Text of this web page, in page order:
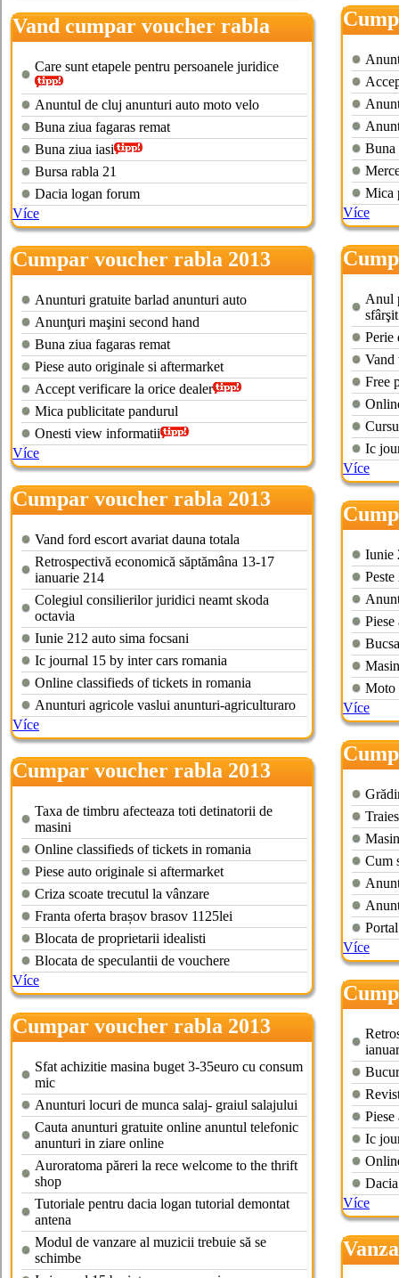
Vand cumpar voucher rabla
2013
Care sunt etapele pentru persoanele juridice
Anuntul de cluj anunturi auto moto velo
Buna ziua fagaras remat
Buna ziua iasi
Bursa rabla 21
Dacia logan forum
Více
Cumpar voucher rabla 2013
expirate
Anunturi gratuite barlad anunturi auto
Anunţuri maşini second hand
Buna ziua fagaras remat
Piese auto originale si aftermarket
Accept verificare la orice dealer
Mica publicitate pandurul
Onesti view informatii
Více
Cumpar voucher rabla 2013
ploiesti
Vand ford escort avariat dauna totala
Retrospectivă economică săptămâna 13-17
ianuarie 214
Colegiul consilierilor juridici neamt skoda
octavia
Iunie 212 auto sima focsani
Ic journal 15 by inter cars romania
Online classifieds of tickets in romania
Anunturi agricole vaslui anunturi-agriculturaro
Více
Cumpar voucher rabla 2013
craiova
Taxa de timbru afecteaza toti detinatorii de
masini
Online classifieds of tickets in romania
Piese auto originale si aftermarket
Criza scoate trecutul la vânzare
Franta oferta brașov brasov 1125lei
Blocata de proprietarii idealisti
Blocata de speculantii de vouchere
Více
Cumpar voucher rabla 2013
timisoara
Sfat achizitie masina buget 3-35euro cu consum
mic
Anunturi locuri de munca salaj- graiul salajului
Cauta anunturi gratuite online anuntul telefonic
anunturi in ziare online
Auroratoma păreri la rece welcome to the thrift
shop
Tutoriale pentru dacia logan tutorial demontat
antena
Modul de vanzare al muzicii trebuie să se
schimbe
2013
Buna
Mica
Více
zalau
Anul
Perie
Vand
Free
Ic
Více
mures
Iunie
Moto
Více
gorj
Cum
Více
Ic
Více
rabla